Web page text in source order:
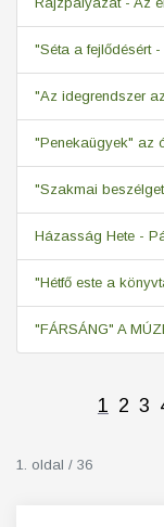
"Séta a fejlődésért
"Az idegrendszer
"Penekaügyek" az
"Szakmai
Házasság Hete -
"Hétfő este a
"FÁRSÁNG" A
1 2 3
1. oldal / 36